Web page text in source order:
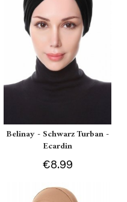
Belinay - Schwarz Turban -
Ecardin
€8.99